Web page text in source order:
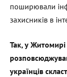
поширювали
захисників в
Так, у
українців